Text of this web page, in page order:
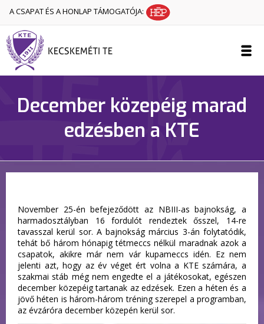
A CSAPAT ÉS A HONLAP TÁMOGATÓJA:
December közepéig marad
edzésben a KTE
November 25-én befejeződött az NBIII-as bajnokság, a
harmadosztályban 16 fordulót rendeztek ősszel, 14-re
tavasszal kerül sor. A bajnokság március 3-án folytatódik,
tehát bő három hónapig tétmeccs nélkül maradnak azok a
csapatok, akikre már nem vár kupameccs idén. Ez nem
jelenti azt, hogy az év véget ért volna a KTE számára, a
szakmai stáb még nem engedte el a játékosokat, egészen
december közepéig tartanak az edzések. Ezen a héten és a
jövő héten is három-három tréning szerepel a programban,
az évzáróra december közepén kerül sor.